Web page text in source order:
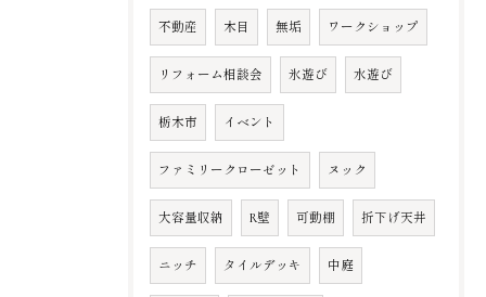
不動産 木目 無垢 ワークショップ
リフォーム相談会 氷遊び 水遊び
栃木市 イベント
ファミリークローゼット ヌック
大容量収納 R壁 可動棚 折下げ天井
ニッチ タイルデッキ 中庭